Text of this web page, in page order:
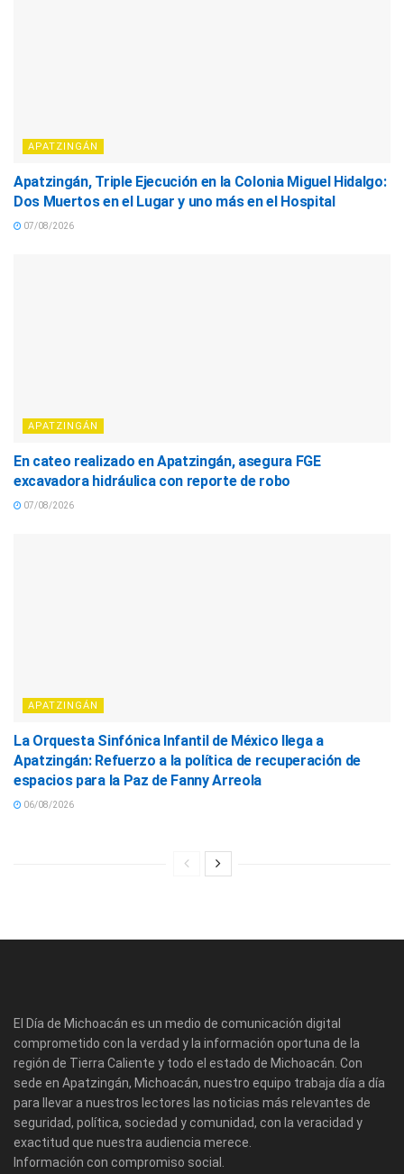
APATZINGÁN
Apatzingán, Triple Ejecución en la Colonia Miguel Hidalgo:
Dos Muertos en el Lugar y uno más en el Hospital
07/08/2026
APATZINGÁN
En cateo realizado en Apatzingán, asegura FGE
excavadora hidráulica con reporte de robo
07/08/2026
APATZINGÁN
La Orquesta Sinfónica Infantil de México llega a
Apatzingán: Refuerzo a la política de recuperación de
espacios para la Paz de Fanny Arreola
06/08/2026
El Día de Michoacán es un medio de comunicación digital
comprometido con la verdad y la información oportuna de la
región de Tierra Caliente y todo el estado de Michoacán. Con
sede en Apatzingán, Michoacán, nuestro equipo trabaja día a día
para llevar a nuestros lectores las noticias más relevantes de
seguridad, política, sociedad y comunidad, con la veracidad y
exactitud que nuestra audiencia merece.
Información con compromiso social.